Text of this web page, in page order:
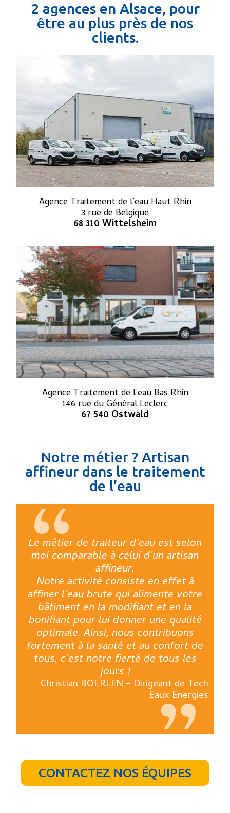
2 agences en Alsace, pour
être au plus près de nos
clients.
Agence Traitement de l’eau Haut Rhin
3 rue de Belgique
68 310 Wittelsheim
Agence Traitement de l’eau Bas Rhin
146 rue du Général Leclerc
67 540 Ostwald
Notre métier ? Artisan
affineur dans le traitement
de l’eau
Le métier de traiteur d’eau est selon
moi comparable à celui d’un artisan
affineur.
Notre activité consiste en effet à
affiner l’eau brute qui alimente votre
bâtiment en la modifiant et en la
bonifiant pour lui donner une qualité
optimale. Ainsi, nous contribuons
fortement à la santé et au confort de
tous, c’est notre fierté de tous les
jours !
Christian BOERLEN – Dirigeant de Tech
Eaux Energies
CONTACTEZ NOS ÉQUIPES